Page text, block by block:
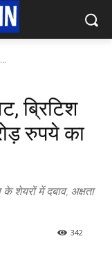
ब्रिटिश
रुपये का
शेयरों में दबाव, अक्षता
342